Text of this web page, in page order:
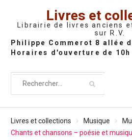
Livres et
Librairie de livres anciens
sur R.V.
Livres et collections Musique
Chants et chansons – poésie et